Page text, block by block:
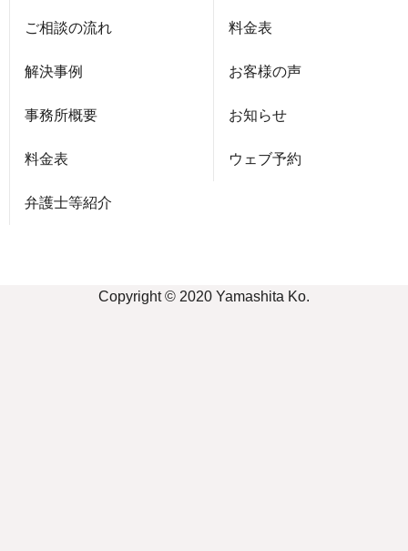
ご相談の流れ
解決事例
事務所概要
料金表
弁護士等紹介
料金表
お客様の声
お知らせ
ウェブ予約
Copyright © 2020 Yamashita Ko.